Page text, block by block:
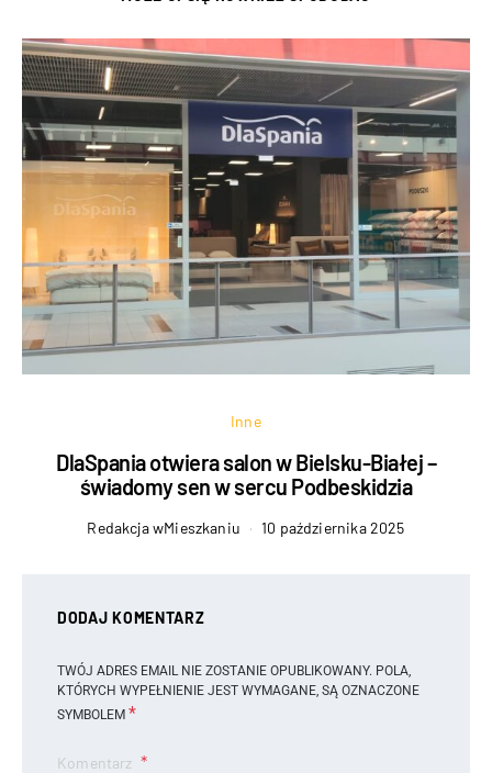
Inne
DlaSpania otwiera salon w Bielsku-Białej –
świadomy sen w sercu Podbeskidzia
Redakcja wMieszkaniu 10 października 2025
DODAJ KOMENTARZ
TWÓJ ADRES EMAIL NIE ZOSTANIE OPUBLIKOWANY. POLA,
KTÓRYCH WYPEŁNIENIE JEST WYMAGANE, SĄ OZNACZONE
SYMBOLEM *
Komentarz